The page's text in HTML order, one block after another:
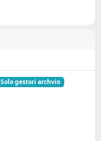
Solo gestori archvio